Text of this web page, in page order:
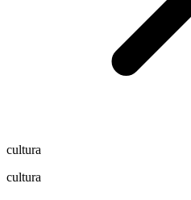
cultura
cultura